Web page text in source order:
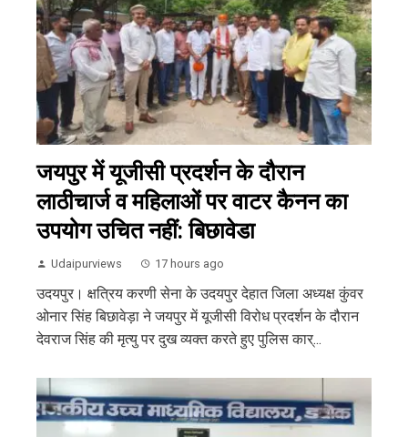
जयपुर में यूजीसी प्रदर्शन के दौरान
लाठीचार्ज व महिलाओं पर वाटर कैनन का
उपयोग उचित नहीं: बिछावेडा
Udaipurviews 17 hours ago
उदयपुर। क्षत्रिय करणी सेना के उदयपुर देहात जिला अध्यक्ष कुंवर
ओनार सिंह बिछावेड़ा ने जयपुर में यूजीसी विरोध प्रदर्शन के दौरान
देवराज सिंह की मृत्यु पर दुख व्यक्त करते हुए पुलिस कार्...